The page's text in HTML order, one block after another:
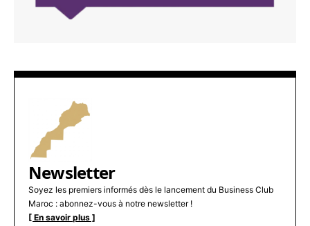
Newsletter
Soyez les premiers informés dès le lancement du Business Club
Maroc : abonnez-vous à notre newsletter !
[ En savoir plus ]